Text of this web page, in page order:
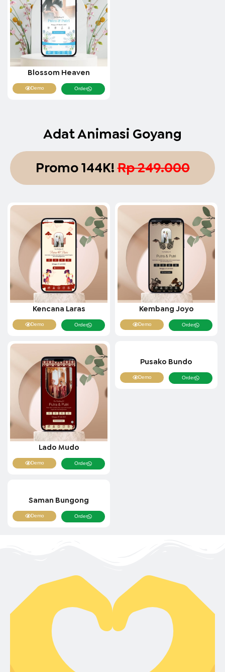
Blossom Heaven
Demo Order
Adat Animasi Goyang
Promo 144K!Rp 249.000
Kencana Laras
Demo Order
Kembang Joyo
Demo Order
Lado Mudo
Demo Order
Pusako Bundo
Demo Order
Saman Bungong
Demo Order